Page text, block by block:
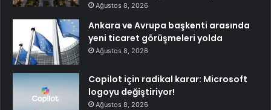
Ağustos 8, 2026
Ankara ve Avrupa başkenti arasında
yeni ticaret görüşmeleri yolda
Ağustos 8, 2026
Copilot için radikal karar: Microsoft
logoyu değiştiriyor!
Ağustos 8, 2026